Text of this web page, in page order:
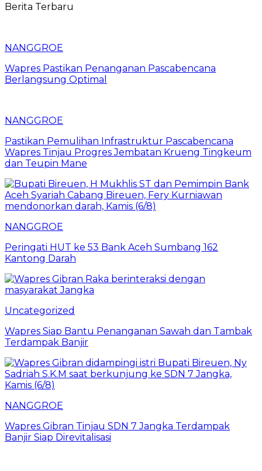
Berita Terbaru
NANGGROE
Wapres Pastikan Penanganan Pascabencana
Berlangsung Optimal
NANGGROE
Pastikan Pemulihan Infrastruktur Pascabencana
Wapres Tinjau Progres Jembatan Krueng Tingkeum
dan Teupin Mane
NANGGROE
Peringati HUT ke 53 Bank Aceh Sumbang 162
Kantong Darah
Uncategorized
Wapres Siap Bantu Penanganan Sawah dan Tambak
Terdampak Banjir
NANGGROE
Wapres Gibran Tinjau SDN 7 Jangka Terdampak
Banjir Siap Direvitalisasi